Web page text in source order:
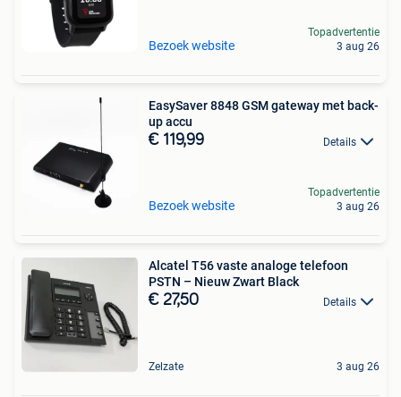
Bezoek website
Topadvertentie
3 aug 26
EasySaver 8848 GSM gateway met back-
up accu
€ 119,99 Details
Bezoek website
Topadvertentie
3 aug 26
Alcatel T56 vaste analoge telefoon
PSTN – Nieuw Zwart Black
€ 27,50 Details
Zelzate 3 aug 26